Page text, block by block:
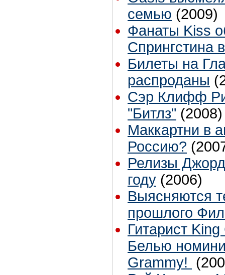
семью (2009)
Фанаты Kiss
Спрингстина
Билеты на
распроданы
Сэр Клифф
"Битлз" (2008)
Маккартни в
Россию?
Релизы
году (2006)
Выясняются
прошлого
Гитарист
Белью
Grammy!